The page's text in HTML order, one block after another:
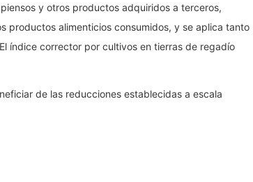
y otros productos adquiridos a terceros,
productos alimenticios consumidos, y se aplica tanto
índice corrector por cultivos en tierras de regadío
de las reducciones establecidas a escala